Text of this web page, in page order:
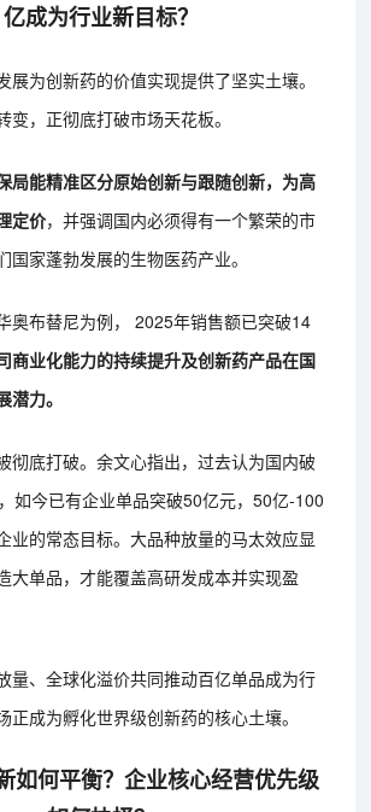
亿成为行业新目标？
展为创新药的价值实现提供了坚实土壤。
变，正彻底打破市场天花板。
局能精准区分原始创新与跟随创新，为高
定价，并强调国内必须得有一个繁荣的市
国家蓬勃发展的生物医药产业。
奥布替尼为例， 2025年销售额已突破14
商业化能力的持续提升及创新药产品在国
潜力。
彻底打破。余文心指出，过去认为国内破
如今已有企业单品突破50亿元，50亿-100
业的常态目标。大品种放量的马太效应显
大单品，才能覆盖高研发成本并实现盈
量、全球化溢价共同推动百亿单品成为行
正成为孵化世界级创新药的核心土壤。
如何平衡？企业核心经营优先级